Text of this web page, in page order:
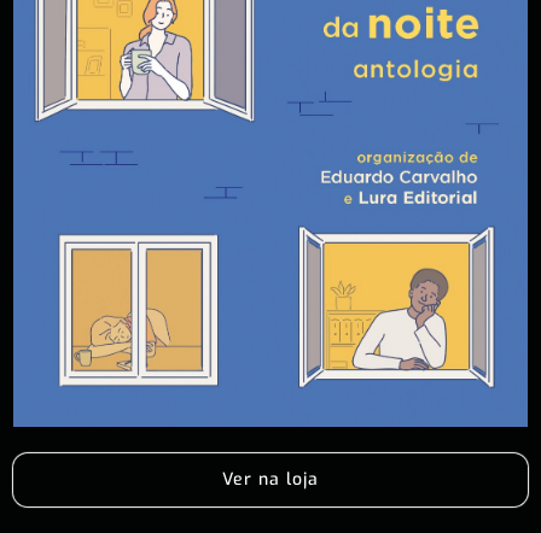
Ver na loja